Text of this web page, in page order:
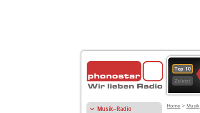
Top 10
Zuletzt
Musik-Radio Home > Musik